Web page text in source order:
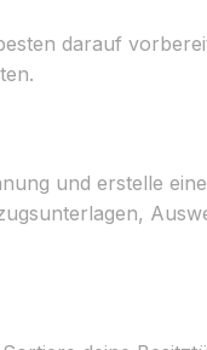
darauf
und erstelle